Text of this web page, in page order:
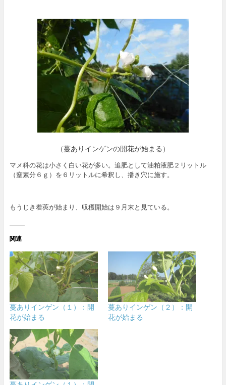
（蔓ありインゲンの開花が始まる）
マメ科の花は小さく白い花が多い。追肥として油粕液肥２リットル
（窒素分６ｇ）を６リットルに希釈し、播き穴に施す。
もうじき着莢が始まり、収穫開始は９月末と見ている。
関連
蔓ありインゲン（１）：開
花が始まる
蔓ありインゲン（２）：開
花が始まる